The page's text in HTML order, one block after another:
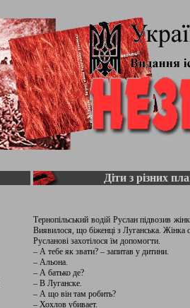
Діти з різних
Тернопільський водій Руслан підвозив
Виявилося, що біженці з Луганська. Жінка
Русланові захотілося їм допомогти.
– А тебе як звати? – запитав у дитини.
– Альона.
– А батько де?
– В Луганске.
– А що він там робить?
– Хохлов убивает.